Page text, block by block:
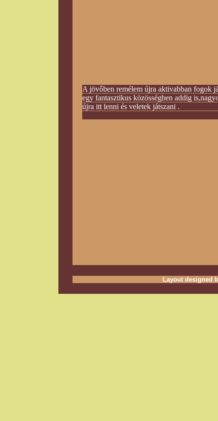
A jövőben remélem újra aktivabban fogok
egy fantasztikus közösségben addig
újra itt lenni és veletek
Layout designed